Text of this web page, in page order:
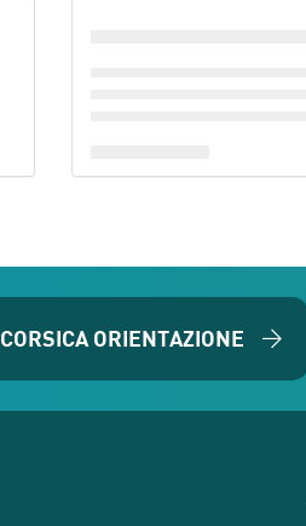
CORSICA ORIENTAZIONE